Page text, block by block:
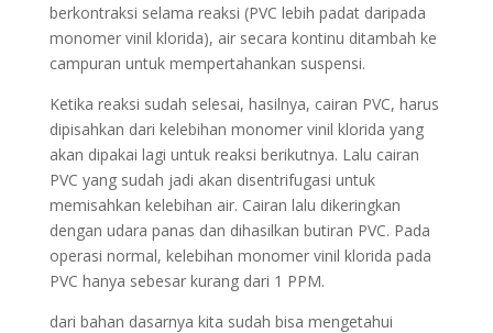
berkontraksi selama reaksi (PVC lebih padat daripada
monomer vinil klorida), air secara kontinu ditambah ke
campuran untuk mempertahankan suspensi.
Ketika reaksi sudah selesai, hasilnya, cairan PVC, harus
dipisahkan dari kelebihan monomer vinil klorida yang
akan dipakai lagi untuk reaksi berikutnya. Lalu cairan
PVC yang sudah jadi akan disentrifugasi untuk
memisahkan kelebihan air. Cairan lalu dikeringkan
dengan udara panas dan dihasilkan butiran PVC. Pada
operasi normal, kelebihan monomer vinil klorida pada
PVC hanya sebesar kurang dari 1 PPM.
dari bahan dasarnya kita sudah bisa mengetahui